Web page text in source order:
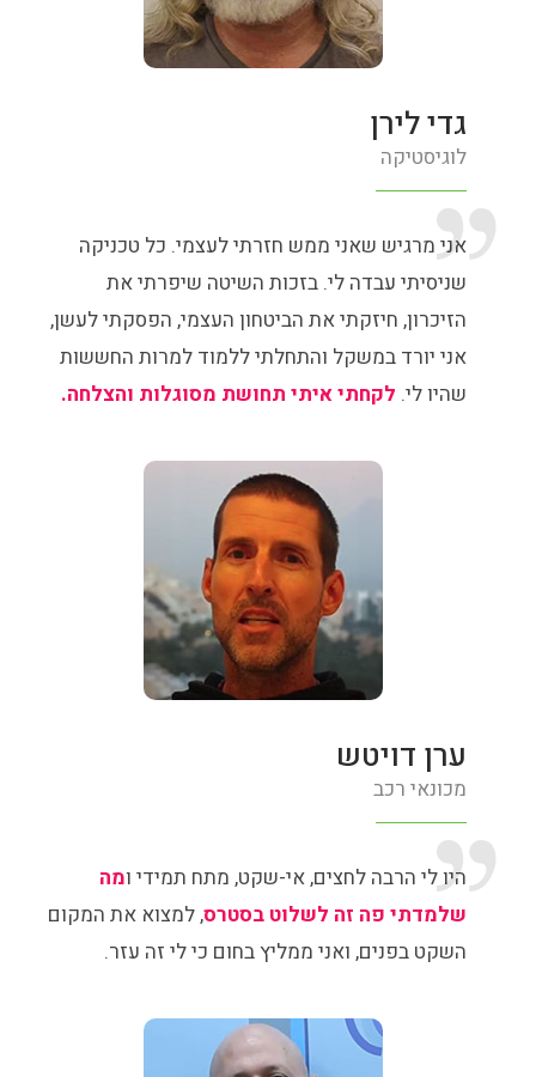
גדי לירן
לוגיסטיקה
אני מרגיש שאני ממש חזרתי לעצמי. כל טכניקה
שניסיתי עבדה לי. בזכות השיטה שיפרתי את
הזיכרון, חיזקתי את הביטחון העצמי, הפסקתי לעשן,
אני יורד במשקל והתחלתי ללמוד למרות החששות
שהיו לי. לקחתי איתי תחושת מסוגלות והצלחה.
ערן דויטש
מכונאי רכב
היו לי הרבה לחצים, אי-שקט, מתח תמידי ומה
שלמדתי פה זה לשלוט בסטרס, למצוא את המקום
השקט בפנים, ואני ממליץ בחום כי לי זה עזר.